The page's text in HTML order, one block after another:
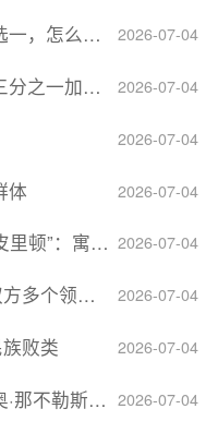
2026-07-04
么回事？
2026-07-04
感到经济压力
2026-07-04
2026-07-04
体
2026-07-04
，彰显俄精神力量
2026-07-04
判进入“关键阶段”
2026-07-04
败类
2026-07-04
首席执行官